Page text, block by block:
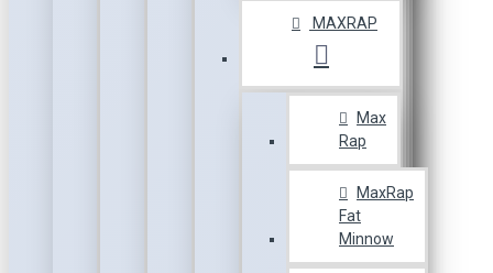
MAXRAP
Max
Rap
MaxRap
Fat
Minnow